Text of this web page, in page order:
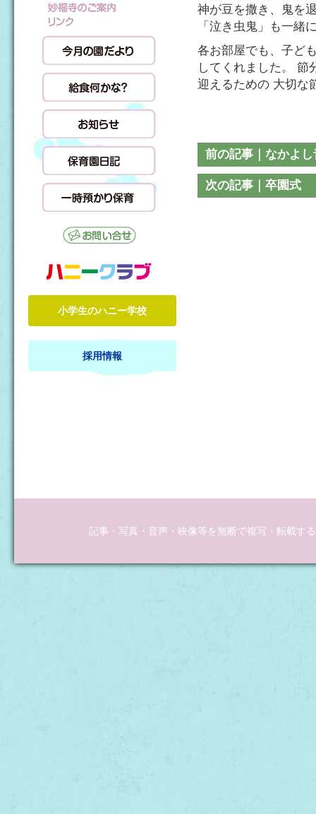
小学生のハニー学校
採用情報
神が豆を撒き、鬼を
「泣き虫鬼」も一緒
各お部屋でも、子ど
してくれました。 節
迎えるための 大切な
前の記事｜なかよ
次の記事｜卒園式
記事・写真・音声・映像等を無断で複写・転載